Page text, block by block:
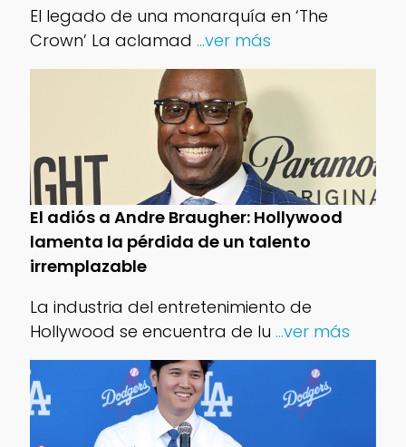
El legado de una monarquía en ‘The
Crown’ La aclamad ...ver más
El adiós a Andre Braugher: Hollywood
lamenta la pérdida de un talento
irremplazable
La industria del entretenimiento de
Hollywood se encuentra de lu ...ver más